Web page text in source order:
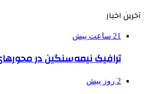
آخرین اخبار
21 ساعت پیش
ترافیک نیمه‌سنگین در
2 روز پیش